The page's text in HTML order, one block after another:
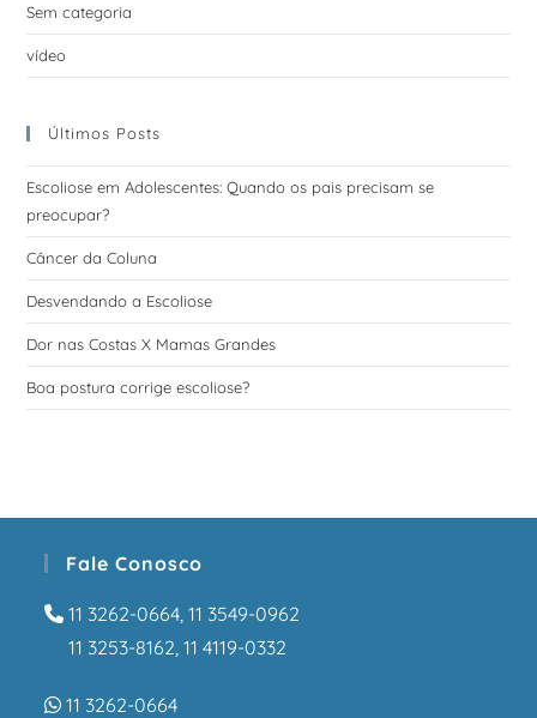
Sem categoria
vídeo
Últimos Posts
Escoliose em Adolescentes: Quando os pais precisam se
preocupar?
Câncer da Coluna
Desvendando a Escoliose
Dor nas Costas X Mamas Grandes
Boa postura corrige escoliose?
Fale Conosco
11 3262-0664 11 3549-0962
11 3253-8162 11 4119-0332
11 3262-0664